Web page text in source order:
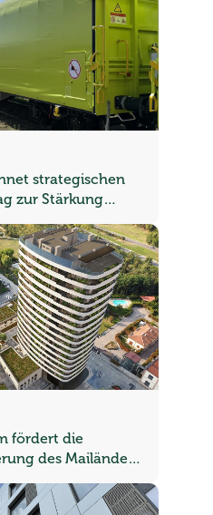
strategischen
zur Stärkung
fördert die
des Mailänder